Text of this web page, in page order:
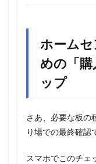
ホーム
めの「
ップ
さあ、必要な板の
り場での最終確認
スマホでこのチェ